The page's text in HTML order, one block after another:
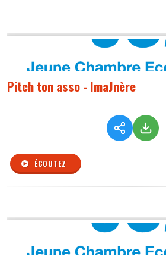
Pitch ton asso - ImaJnère
ÉCOUTEZ